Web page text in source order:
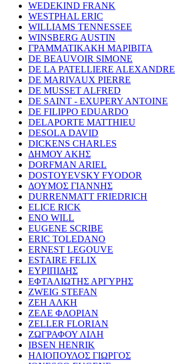
WEDEKIND FRANK
WESTPHAL ERIC
WILLIAMS TENNESSEE
WINSBERG AUSTIN
ΓΡΑΜΜΑΤΙΚΑΚΗ ΜΑΡΙΒΙΤΑ
DE BEAUVOIR SIMONE
DE LA PATELLIERE ALEXANDRE
DE MARIVAUX PIERRE
DE MUSSET ALFRED
DE SAINT - EXUPERY ANTOINE
DE FILIPPO EDUARDO
DELAPORTE MATTHIEU
DESOLA DAVID
DICKENS CHARLES
ΔΗΜΟΥ ΑΚΗΣ
DORFMAN ARIEL
DOSTOYEVSKY FYODOR
ΔΟΥΜΟΣ ΓΙΑΝΝΗΣ
DURRENMATT FRIEDRICH
ELICE RICK
ENO WILL
EUGENE SCRIBE
ERIC TOLEDANO
ERNEST LEGOUVE
ESTAIRE FELIX
ΕΥΡΙΠΙΔΗΣ
ΕΦΤΑΛΙΩΤΗΣ ΑΡΓΥΡΗΣ
ZWEIG STEFAN
ΖΕΗ ΑΛΚΗ
ΖΕΛΕ ΦΛΟΡΙΑΝ
ZELLER FLORIAN
ΖΩΓΡΑΦΟΥ ΛΙΛΗ
IBSEN HENRIK
ΗΛΙΟΠΟΥΛΟΣ ΓΙΩΡΓΟΣ